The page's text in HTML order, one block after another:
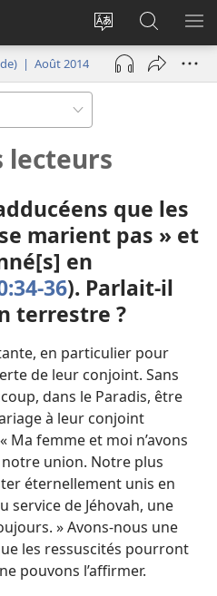
Changer
langue
Se
connecter
(ouvre
nouvelle
sur
JW.ORG
| Août 2014
lecteurs
que les
marient pas » et
en
36). Parlait-il
terrestre ?
en particulier pour
de leur conjoint. Sans
dans le Paradis, être
à leur conjoint
Ma femme et moi n’avons
union. Notre plus
éternellement unis en
service de Jéhovah, une
» Avons-nous une
les ressuscités pourront
pouvons l’affirmer.